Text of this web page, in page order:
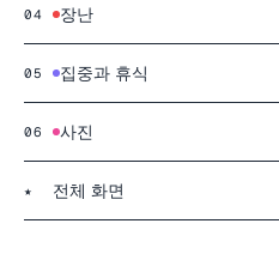
04 장난
05 집중과 휴식
06 사진
★ 전체 화면